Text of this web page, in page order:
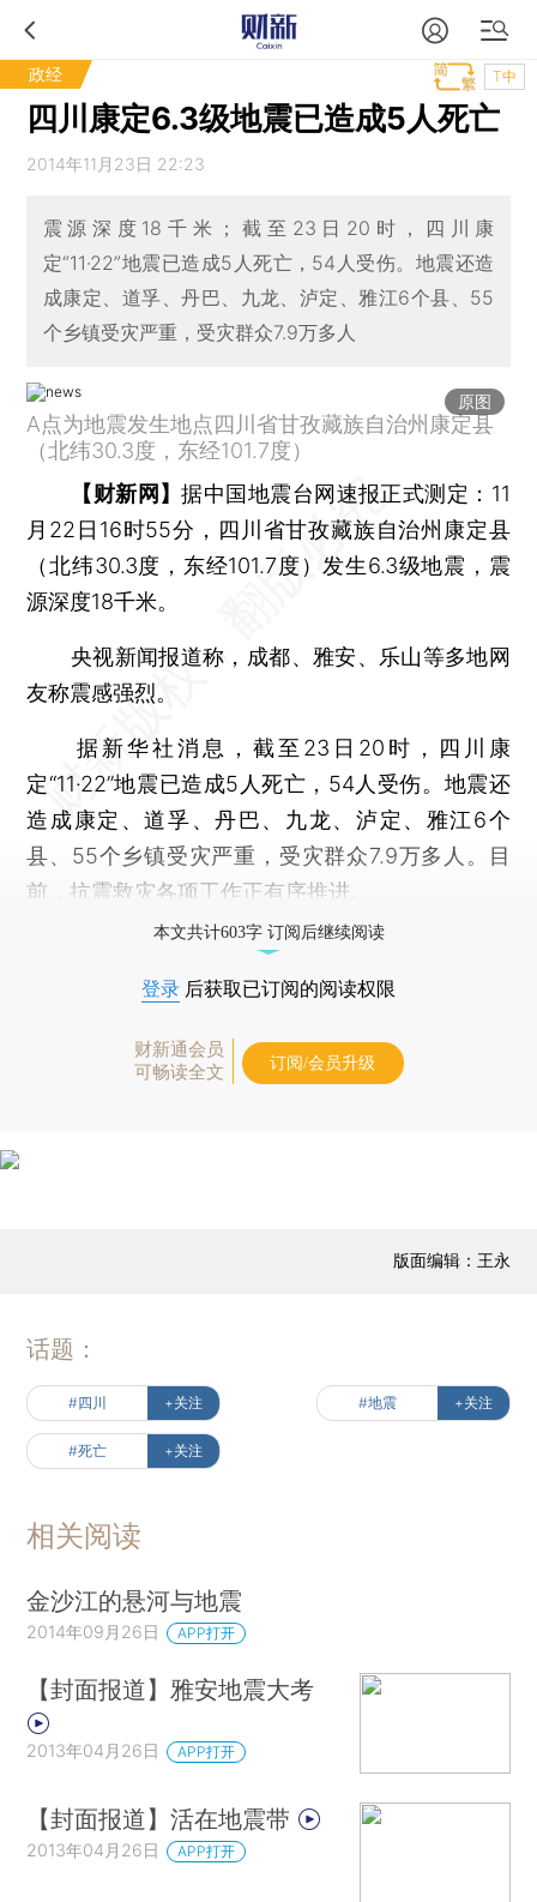
政经 T中
四川康定6.3级地震已造成5人死亡
2014年11月23日 22:23
震源深度18千米；截至23日20时，四川康
定“11·22”地震已造成5人死亡，54人受伤。地震还造
成康定、道孚、丹巴、九龙、泸定、雅江6个县、55
个乡镇受灾严重，受灾群众7.9万多人
原图
A点为地震发生地点四川省甘孜藏族自治州康定县
（北纬30.3度，东经101.7度）
【财新网】据中国地震台网速报正式测定：11
月22日16时55分，四川省甘孜藏族自治州康定县
（北纬30.3度，东经101.7度）发生6.3级地震，震
源深度18千米。
央视新闻报道称，成都、雅安、乐山等多地网
友称震感强烈。
据新华社消息，截至23日20时，四川康
定“11·22”地震已造成5人死亡，54人受伤。地震还
造成康定、道孚、丹巴、九龙、泸定、雅江6个
县、55个乡镇受灾严重，受灾群众7.9万多人。目
前，抗震救灾各项工作正有序推进。
本文共计603字 订阅后继续阅读
登录 后获取已订阅的阅读权限
财新通会员
可畅读全文
订阅/会员升级
版面编辑：王永
话题：
#四川 +关注 #地震 +关注
#死亡 +关注
相关阅读
金沙江的悬河与地震
2014年09月26日 APP打开
【封面报道】雅安地震大考
2013年04月26日 APP打开
【封面报道】活在地震带
2013年04月26日 APP打开